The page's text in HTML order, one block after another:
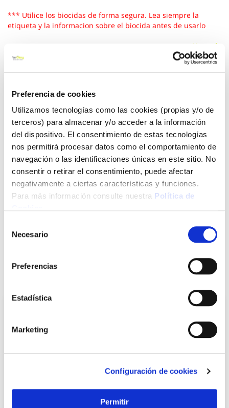
Preferencia de cookies
Utilizamos tecnologías como las cookies (propias y/o de
terceros) para almacenar y/o acceder a la información
del dispositivo. El consentimiento de estas tecnologías
nos permitirá procesar datos como el comportamiento de
navegación o las identificaciones únicas en este sitio. No
consentir o retirar el consentimiento, puede afectar
negativamente a ciertas características y funciones.
Para más información consulte nuestra Política de
Necesario
Preferencias
Estadística
Marketing
Configuración de cookies
Permitir
*** Utilice los biocidas de forma segura. Lea siempre la
etiqueta y la informacion sobre el biocida antes de usarlo
Ver más
7,14 €
Añadir al carrito
Click&Collect - Recogida gratis
en nuestras tiendas
Envío a domicilio:
5 días hábiles